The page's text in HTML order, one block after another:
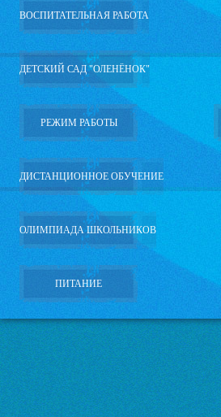
ВОСПИТАТЕЛЬНАЯ РАБОТА
ДЕТСКИЙ САД "ОЛЕНЁНОК"
РЕЖИМ РАБОТЫ
ДИСТАНЦИОННОЕ ОБУЧЕНИЕ
ОЛИМПИАДА ШКОЛЬНИКОВ
ПИТАНИЕ